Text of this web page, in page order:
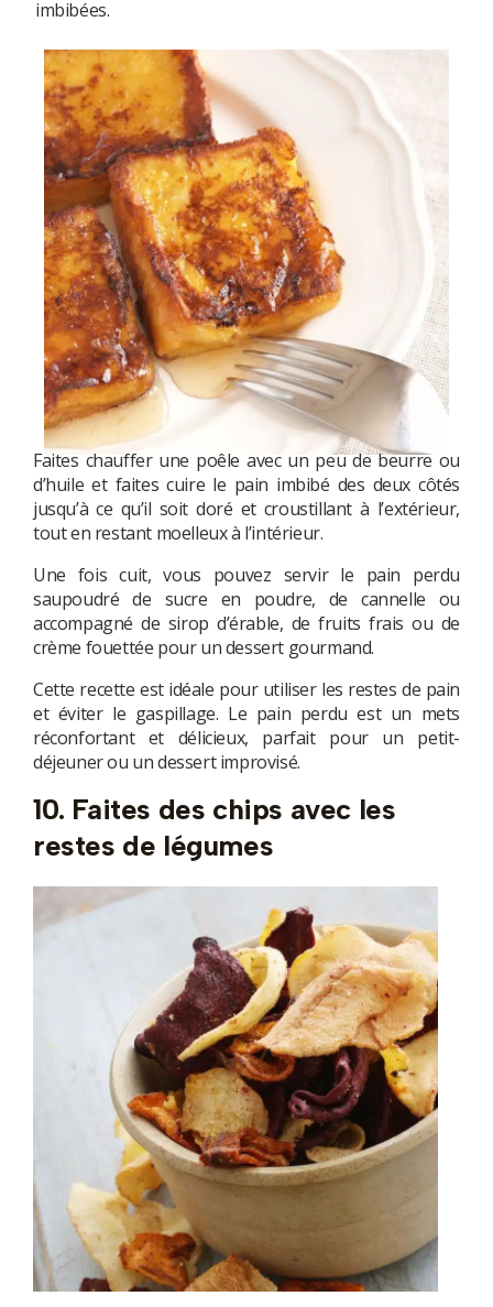
imbibées.
Faites chauffer une poêle avec un peu de beurre ou
d’huile et faites cuire le pain imbibé des deux côtés
jusqu’à ce qu’il soit doré et croustillant à l’extérieur,
tout en restant moelleux à l’intérieur.
Une fois cuit, vous pouvez servir le pain perdu
saupoudré de sucre en poudre, de cannelle ou
accompagné de sirop d’érable, de fruits frais ou de
crème fouettée pour un dessert gourmand.
Cette recette est idéale pour utiliser les restes de pain
et éviter le gaspillage. Le pain perdu est un mets
réconfortant et délicieux, parfait pour un petit-
déjeuner ou un dessert improvisé.
10. Faites des chips avec les
restes de légumes